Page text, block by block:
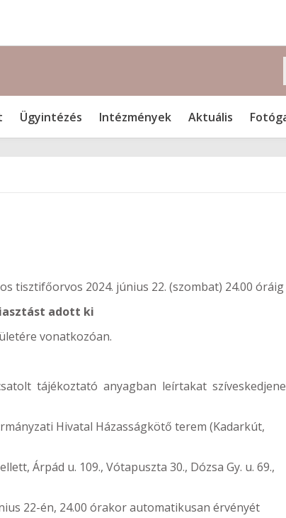
Ügyintézés Intézmények Aktuális
tisztifőorvos 2024. június 22. (szombat) 24.00 óráig
adott ki
vonatkozóan.
tájékoztató anyagban leírtakat
Hivatal Házasságkötő terem (Kadarkút,
Árpád u. 109., Vótapuszta 30., Dózsa Gy. u. 69.,
22-én, 24.00 órakor automatikusan érvényét